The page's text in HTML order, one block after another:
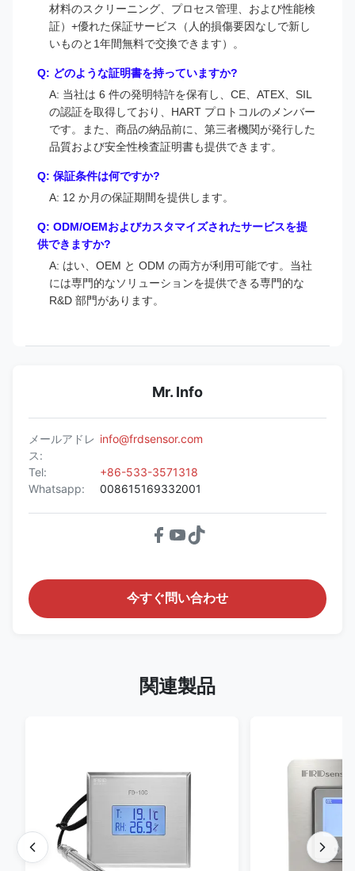
材料のスクリーニング、プロセス管理、および性能検
証）+優れた保証サービス（人的損傷要因なしで新し
いものと1年間無料で交換できます）。
Q: どのような証明書を持っていますか?
A: 当社は 6 件の発明特許を保有し、CE、ATEX、SIL
の認証を取得しており、HART プロトコルのメンバー
です。また、商品の納品前に、第三者機関が発行した
品質および安全性検査証明書も提供できます。
Q: 保証条件は何ですか?
A: 12 か月の保証期間を提供します。
Q: ODM/OEMおよびカスタマイズされたサービスを提
供できますか?
A: はい、OEM と ODM の両方が利用可能です。当社
には専門的なソリューションを提供できる専門的な
R&D 部門があります。
Mr. Info
メールアドレ
ス:
info@frdsensor.com
Tel:
+86-533-3571318
Whatsapp:
008615169332001
今すぐ問い合わせ
関連製品